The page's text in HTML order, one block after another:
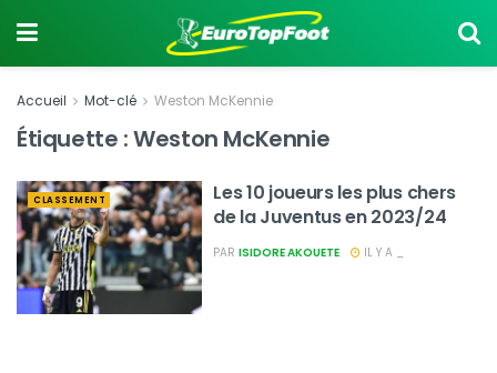
Accueil Mot-clé Weston McKennie
Étiquette :Weston McKennie
CLASSEMENT
Les 10 joueurs les plus chers
de la Juventus en 2023/24
PAR ISIDORE AKOUETE IL Y A _